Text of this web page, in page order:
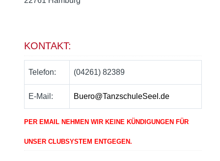
KONTAKT:
Telefon: (04261) 82389
E-Mail: Buero@TanzschuleSeel.de
PER EMAIL NEHMEN WIR KEINE KÜNDIGUNGEN FÜR
UNSER CLUBSYSTEM ENTGEGEN.